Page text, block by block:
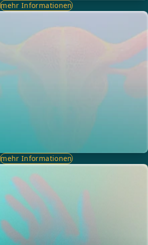
mehr Informationen
mehr Informationen